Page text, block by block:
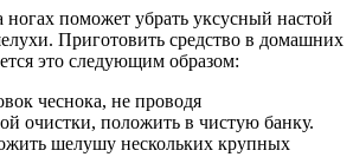
поможет убрать уксусный настой
Приготовить средство в домашних
это следующим образом:
чеснока, не проводя
очистки, положить в чистую банку.
шелушу нескольких крупных